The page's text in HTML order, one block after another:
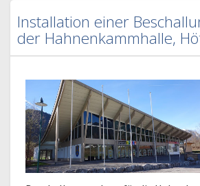
Installation einer
der Hahnenkammhalle,